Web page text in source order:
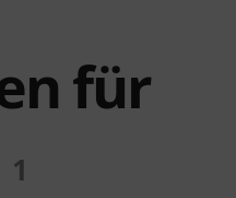
für
1